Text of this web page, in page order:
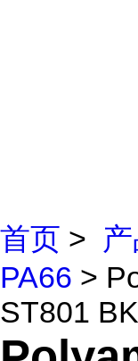
首页 >
PA66 >
ST801